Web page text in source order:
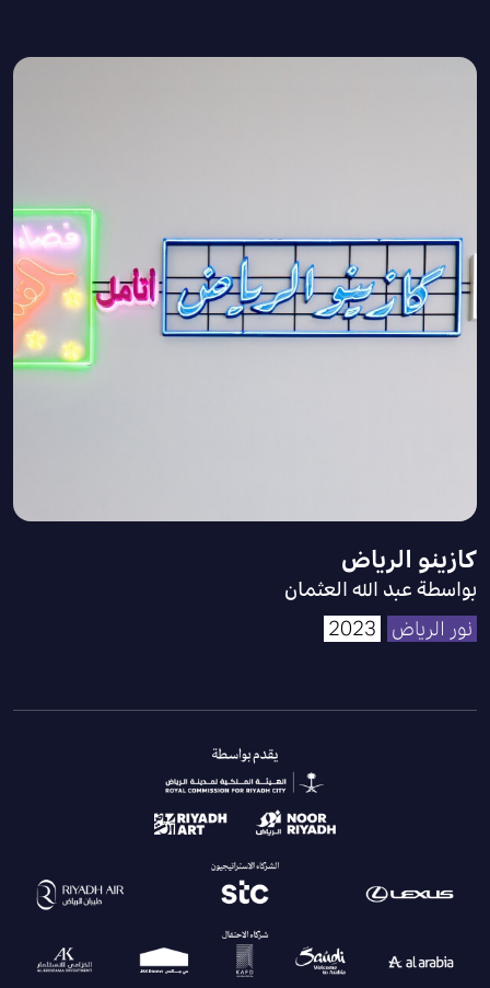
كازينو الرياض
بواسطة عبد الله العثمان
نور الرياض
2023